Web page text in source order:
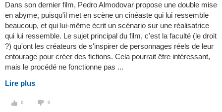
Dans son dernier film, Pedro Almodovar propose une double mise
en abyme, puisqu'il met en scène un cinéaste qui lui ressemble
beaucoup, et qui lui-même écrit un scénario sur une réalisatrice
qui lui ressemble. Le sujet principal du film, c'est la faculté (le droit
?) qu'ont les créateurs de s'inspirer de personnages réels de leur
entourage pour créer des fictions. Cela pourrait être intéressant,
mais le procédé ne fonctionne pas ...
Lire plus
0 0